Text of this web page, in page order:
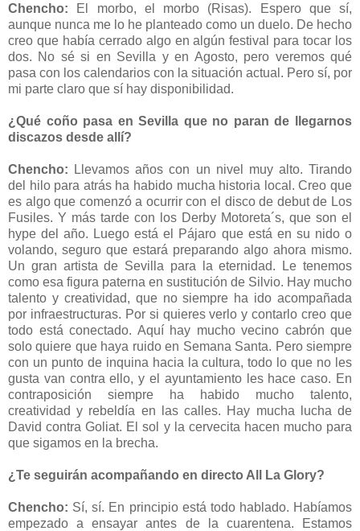
Chencho: El morbo, el morbo (Risas). Espero que sí,
aunque nunca me lo he planteado como un duelo. De hecho
creo que había cerrado algo en algún festival para tocar los
dos. No sé si en Sevilla y en Agosto, pero veremos qué
pasa con los calendarios con la situación actual. Pero sí, por
mi parte claro que sí hay disponibilidad.
¿Qué coño pasa en Sevilla que no paran de llegarnos
discazos desde allí?
Chencho: Llevamos años con un nivel muy alto. Tirando
del hilo para atrás ha habido mucha historia local. Creo que
es algo que comenzó a ocurrir con el disco de debut de Los
Fusiles. Y más tarde con los Derby Motoreta´s, que son el
hype del año. Luego está el Pájaro que está en su nido o
volando, seguro que estará preparando algo ahora mismo.
Un gran artista de Sevilla para la eternidad. Le tenemos
como esa figura paterna en sustitución de Silvio. Hay mucho
talento y creatividad, que no siempre ha ido acompañada
por infraestructuras. Por si quieres verlo y contarlo creo que
todo está conectado. Aquí hay mucho vecino cabrón que
solo quiere que haya ruido en Semana Santa. Pero siempre
con un punto de inquina hacia la cultura, todo lo que no les
gusta van contra ello, y el ayuntamiento les hace caso. En
contraposición siempre ha habido mucho talento,
creatividad y rebeldía en las calles. Hay mucha lucha de
David contra Goliat. El sol y la cervecita hacen mucho para
que sigamos en la brecha.
¿Te seguirán acompañando en directo All La Glory?
Chencho: Sí, sí. En principio está todo hablado. Habíamos
empezado a ensayar antes de la cuarentena. Estamos